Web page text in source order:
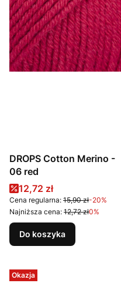
DROPS Cotton Merino -
06 red
Cena promocyjna
12,72 zł
Cena regularna: 15,90 zł-20%
Najniższa cena: 12,72 zł0%
Do koszyka
Okazja